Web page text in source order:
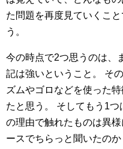
た問題を再度見ていくこ
う。
今の時点で2つ思うのは、
記は強いということ。
そ
ズムやゴロなどを使った
たと思う。
そしてもう1つ
の理由で触れたものは異様
ースでちらっと聞いたの